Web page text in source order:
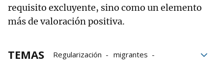
requisito excluyente, sino como un elemento
más de valoración positiva.
TEMAS Regularización
migrantes